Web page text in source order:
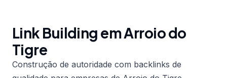
Link Building em Arroio do
Tigre
Construção de autoridade com backlinks de